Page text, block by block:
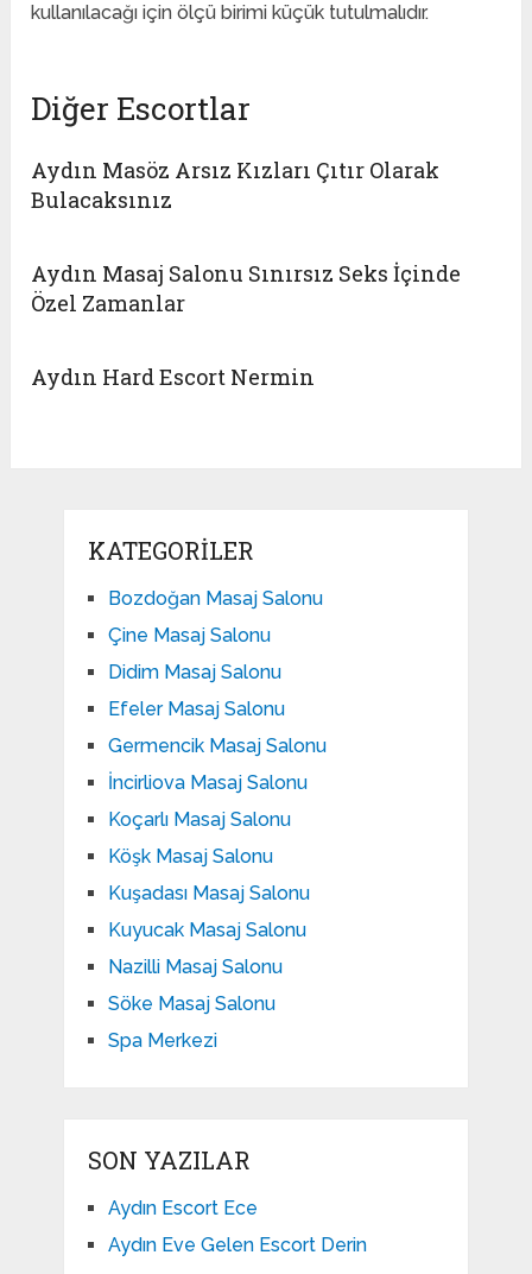
kullanılacağı için ölçü birimi küçük tutulmalıdır.
Diğer Escortlar
Aydın Masöz Arsız Kızları Çıtır Olarak
Bulacaksınız
Aydın Masaj Salonu Sınırsız Seks İçinde
Özel Zamanlar
Aydın Hard Escort Nermin
KATEGORILER
Bozdoğan Masaj Salonu
Çine Masaj Salonu
Didim Masaj Salonu
Efeler Masaj Salonu
Germencik Masaj Salonu
İncirliova Masaj Salonu
Koçarlı Masaj Salonu
Köşk Masaj Salonu
Kuşadası Masaj Salonu
Kuyucak Masaj Salonu
Nazilli Masaj Salonu
Söke Masaj Salonu
Spa Merkezi
SON YAZILAR
Aydın Escort Ece
Aydın Eve Gelen Escort Derin